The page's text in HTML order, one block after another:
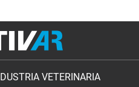
VETERINARIA